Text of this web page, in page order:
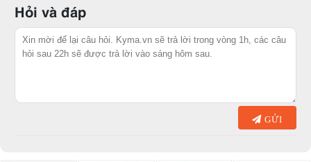
Hỏi và đáp
GỬI